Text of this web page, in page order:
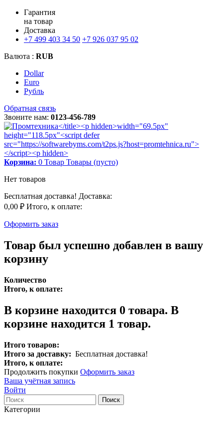
Гарантия
на товар
Доставка
+7 499 403 34 50 +7 926 037 95 02
Валюта : RUB
Dollar
Euro
Рубль
Обратная связь
Звоните нам: 0123-456-789
Корзина: 0 Товар Товары (пусто)
Нет товаров
Бесплатная доставка! Доставка:
0,00 ₽ Итого, к оплате:
Оформить заказ
Товар был успешно добавлен в вашу
корзину
Количество
Итого, к оплате:
В корзине находится 0 товара. В
корзине находится 1 товар.
Итого товаров:
Итого за доставку: Бесплатная доставка!
Итого, к оплате:
Продолжить покупки Оформить заказ
Ваша учётная запись
Войти
Поиск
Категории